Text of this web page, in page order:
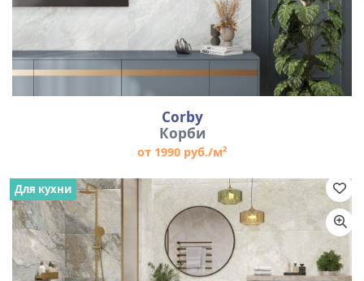
Corby
Корби
от 1990 руб./м²
Для кухни